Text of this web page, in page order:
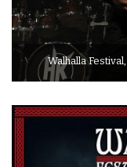
Walhalla